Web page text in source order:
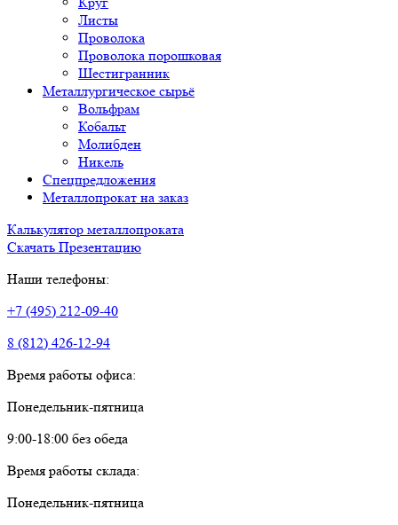
Листы
Проволока
Проволока порошковая
Шестигранник
Металлургическое сырьё
Вольфрам
Кобальт
Молибден
Никель
Спецпредложения
Металлопрокат на заказ
Калькулятор металлопроката
Скачать Презентацию
Наши телефоны:
+7 (495) 212-09-40
8 (812) 426-12-94
Время работы офиса:
Понедельник-пятница
9:00-18:00 без обеда
Время работы склада:
Понедельник-пятница